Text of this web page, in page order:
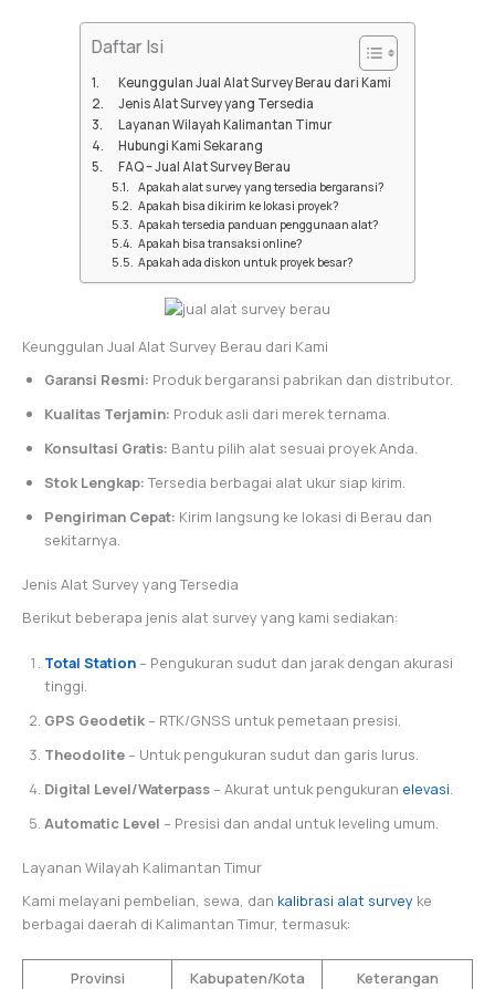
Daftar Isi
Keunggulan Jual Alat Survey Berau dari Kami
Jenis Alat Survey yang Tersedia
Layanan Wilayah Kalimantan Timur
Hubungi Kami Sekarang
FAQ – Jual Alat Survey Berau
Apakah alat survey yang tersedia bergaransi?
Apakah bisa dikirim ke lokasi proyek?
Apakah tersedia panduan penggunaan alat?
Apakah bisa transaksi online?
Apakah ada diskon untuk proyek besar?
Keunggulan Jual Alat Survey Berau dari Kami
Garansi Resmi: Produk bergaransi pabrikan dan distributor.
Kualitas Terjamin: Produk asli dari merek ternama.
Konsultasi Gratis: Bantu pilih alat sesuai proyek Anda.
Stok Lengkap: Tersedia berbagai alat ukur siap kirim.
Pengiriman Cepat: Kirim langsung ke lokasi di Berau dan
sekitarnya.
Jenis Alat Survey yang Tersedia
Berikut beberapa jenis alat survey yang kami sediakan:
Total Station– Pengukuran sudut dan jarak dengan akurasi
tinggi.
GPS Geodetik– RTK/GNSS untuk pemetaan presisi.
Theodolite– Untuk pengukuran sudut dan garis lurus.
Digital Level/Waterpass– Akurat untuk pengukuran elevasi.
Automatic Level – Presisi dan andal untuk leveling umum.
Layanan Wilayah Kalimantan Timur
Kami melayani pembelian, sewa, dan kalibrasi alat survey ke
berbagai daerah di Kalimantan Timur, termasuk:
Provinsi Kabupaten/Kota Keterangan